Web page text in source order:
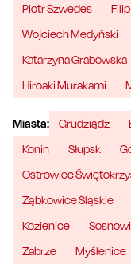
Piotr Szwedes
Wojciech Medyński
Katarzyna Grabowska
Hiroaki Murakami
Miasta: Grudziądz
Konin
Słupsk
Ostrowiec
Ząbkowice Śląskie
Kozienice
Zabrze
Myślenice